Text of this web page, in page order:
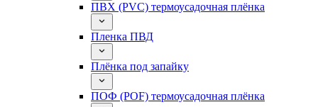
ПВХ (PVC) термоусадочная плёнка
Пленка ПВД
Плёнка под запайку
ПОФ (POF) термоусадочная плёнка